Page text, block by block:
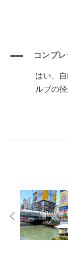
A コンプ
はい、
ルブの